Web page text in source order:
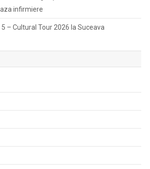
infirmiere
– Cultural Tour 2026 la Suceava